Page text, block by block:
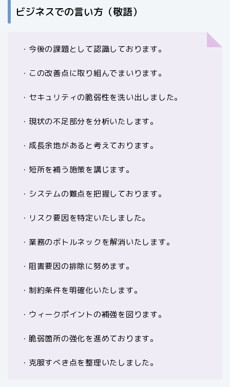
ビジネスでの言い方（敬語）
・今後の課題として認識しております。
・この改善点に取り組んでまいります。
・セキュリティの脆弱性を洗い出しました。
・現状の不足部分を分析いたします。
・成長余地があると考えております。
・短所を補う施策を講じます。
・システムの難点を把握しております。
・リスク要因を特定いたしました。
・業務のボトルネックを解消いたします。
・阻害要因の排除に努めます。
・制約条件を明確化いたします。
・ウィークポイントの補強を図ります。
・脆弱箇所の強化を進めております。
・克服すべき点を整理いたしました。